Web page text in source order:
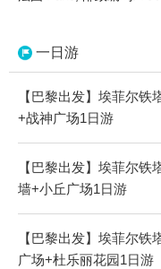
一日游
【巴黎出发】埃菲尔
+战神广场1日游
【巴黎出发】埃菲尔
墙+小丘广场1日游
【巴黎出发】埃菲尔
广场+杜乐丽花园1日游